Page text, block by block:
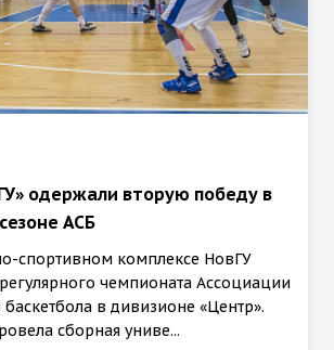
одержали вторую победу в
АСБ
спортивном комплексе НовГУ
чемпионата Ассоциации
баскетбола в дивизионе «Центр».
сборная униве...